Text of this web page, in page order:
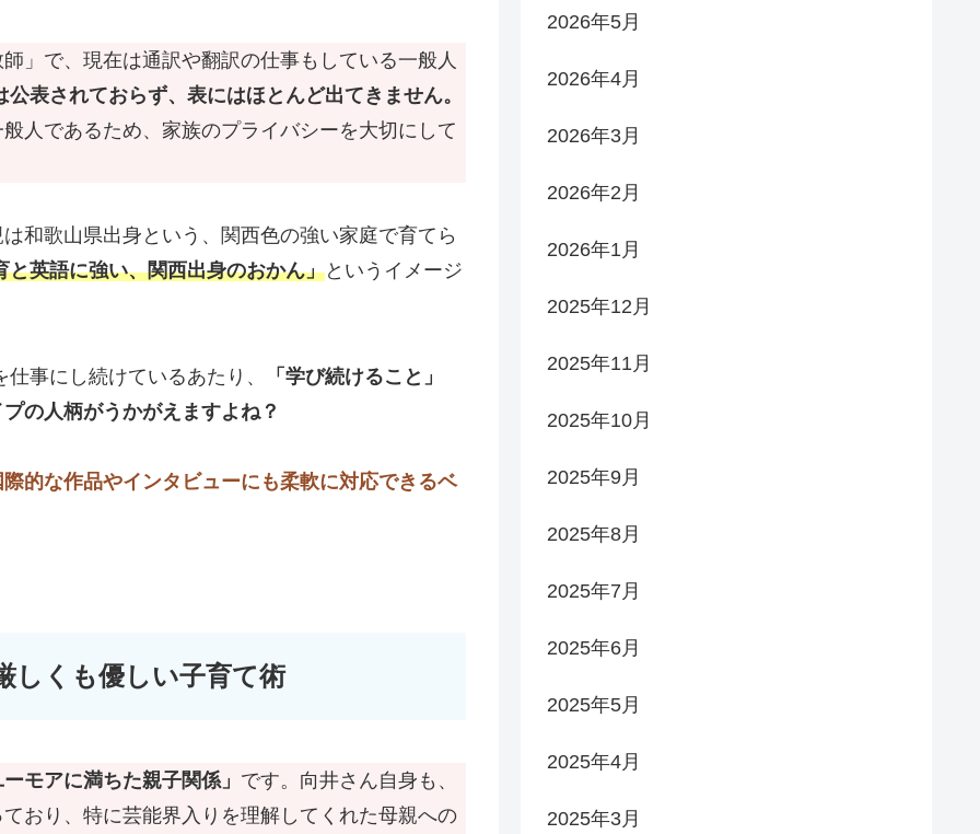
」で、現在は通訳や翻訳の仕事もしている一般人
表されておらず、表にはほとんど出てきません。
人であるため、家族のプライバシーを大切にして
和歌山県出身という、関西色の強い家庭で育てら
英語に強い、関西出身のおかん」というイメージ
事にし続けているあたり、
「学び続けること」
の人柄がうかがえますよね？
的な作品やインタビューにも柔軟に対応できるベ
しくも優しい子育て術
モアに満ちた親子関係」 です。向井さん自身も、
おり、特に芸能界入りを理解してくれた母親への
2026年5月
2026年4月
2026年3月
2026年2月
2026年1月
2025年12月
2025年11月
2025年10月
2025年9月
2025年8月
2025年7月
2025年6月
2025年5月
2025年4月
2025年3月